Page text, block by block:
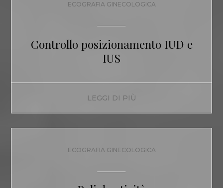
ECOGRAFIA GINECOLOGICA
Controllo posizionamento IUD e
IUS
LEGGI DI PIÙ
ECOGRAFIA GINECOLOGICA